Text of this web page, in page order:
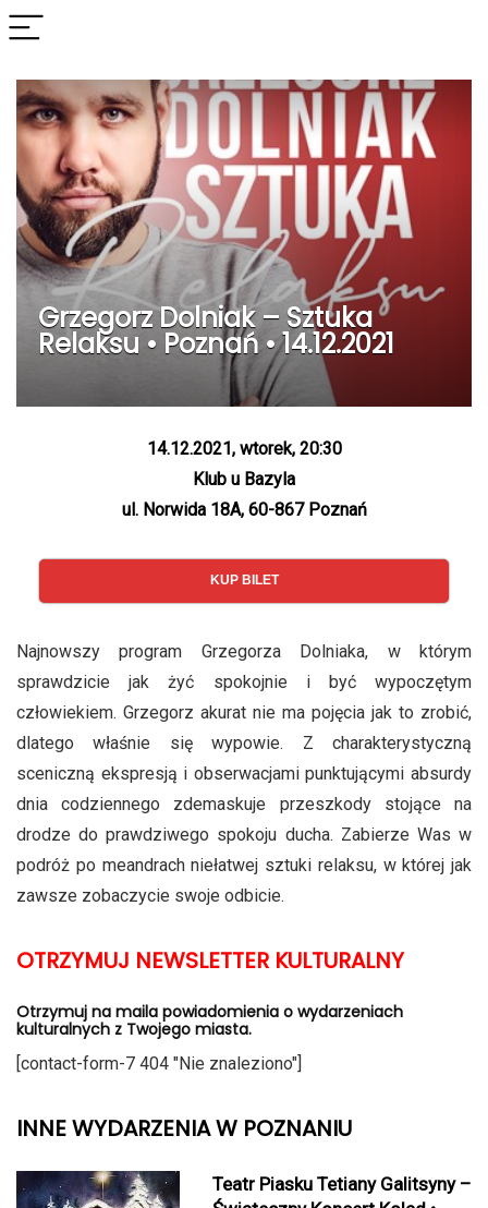
Grzegorz Dolniak – Sztuka
Relaksu • Poznań • 14.12.2021
14.12.2021, wtorek, 20:30
Klub u Bazyla
ul. Norwida 18A, 60-867 Poznań
KUP BILET
Najnowszy program Grzegorza Dolniaka, w którym
sprawdzicie jak żyć spokojnie i być wypoczętym
człowiekiem. Grzegorz akurat nie ma pojęcia jak to zrobić,
dlatego właśnie się wypowie. Z charakterystyczną
sceniczną ekspresją i obserwacjami punktującymi absurdy
dnia codziennego zdemaskuje przeszkody stojące na
drodze do prawdziwego spokoju ducha. Zabierze Was w
podróż po meandrach niełatwej sztuki relaksu, w której jak
zawsze zobaczycie swoje odbicie.
OTRZYMUJ NEWSLETTER KULTURALNY
Otrzymuj na maila powiadomienia o wydarzeniach
kulturalnych z Twojego miasta.
[contact-form-7 404 "Nie znaleziono"]
INNE WYDARZENIA W POZNANIU
Teatr Piasku Tetiany Galitsyny –